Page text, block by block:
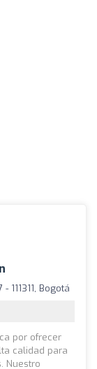
111311, Bogotá
por ofrecer
calidad para
Nuestro